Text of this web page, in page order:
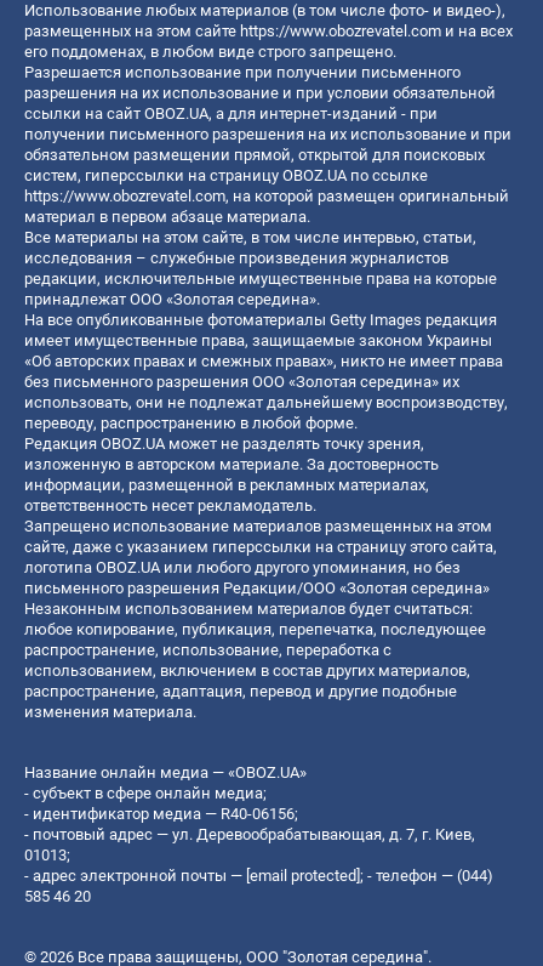
Использование любых материалов (в том числе фото- и видео-),
размещенных на этом сайте https://www.obozrevatel.com и на всех
его поддоменах, в любом виде строго запрещено.
Разрешается использование при получении письменного
разрешения на их использование и при условии обязательной
ссылки на сайт OBOZ.UA, а для интернет-изданий - при
получении письменного разрешения на их использование и при
обязательном размещении прямой, открытой для поисковых
систем, гиперссылки на страницу OBOZ.UA по ссылке
https://www.obozrevatel.com, на которой размещен оригинальный
материал в первом абзаце материала.
Все материалы на этом сайте, в том числе интервью, статьи,
исследования – служебные произведения журналистов
редакции, исключительные имущественные права на которые
принадлежат ООО «Золотая середина».
На все опубликованные фотоматериалы Getty Images редакция
имеет имущественные права, защищаемые законом Украины
«Об авторских правах и смежных правах», никто не имеет права
без письменного разрешения ООО «Золотая середина» их
использовать, они не подлежат дальнейшему воспроизводству,
переводу, распространению в любой форме.
Редакция OBOZ.UA может не разделять точку зрения,
изложенную в авторском материале. За достоверность
информации, размещенной в рекламных материалах,
ответственность несет рекламодатель.
Запрещено использование материалов размещенных на этом
сайте, даже с указанием гиперссылки на страницу этого сайта,
логотипа OBOZ.UA или любого другого упоминания, но без
письменного разрешения Редакции/ООО «Золотая середина»
Незаконным использованием материалов будет считаться:
любое копирование, публикация, перепечатка, последующее
распространение, использование, переработка с
использованием, включением в состав других материалов,
распространение, адаптация, перевод и другие подобные
изменения материала.
Название онлайн медиа — «OBOZ.UA»
- субъект в сфере онлайн медиа;
- идентификатор медиа — R40-06156;
- почтовый адрес — ул. Деревообрабатывающая, д. 7, г. Киев,
01013;
- адрес электронной почты — [email protected] ; - телефон — (044)
585 46 20
© 2026 Все права защищены, ООО "Золотая середина".